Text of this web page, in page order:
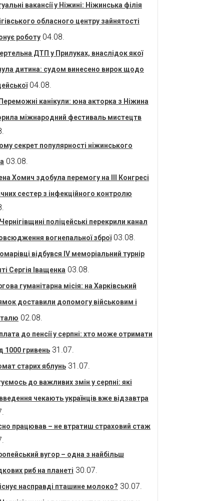
вакансії у Ніжині: Ніжинська філія
обласного центру зайнятості
роботу 04.08.
ДТП у Прилуках, внаслідок якої
дитина: судом винесено вирок щодо
04.08.
Переможні канікули: юна акторка з Ніжина
міжнародний фестиваль мистецтв
секрет популярності ніжинського
03.08.
Хомич здобула перемогу на ІІІ Конгресі
сестер з інфекційного контролю
поліцейські перекрили канал
вогнепальної зброї 03.08.
відбувся IV меморіальний турнір
Сергія Іващенка 03.08.
гуманітарна місія: на Харківський
доставили допомогу військовим і
02.08.
до пенсії у серпні: хто може отримати
1000 гривень 31.07.
старих яблунь 31.07.
до важливих змін у серпні: які
чекають українців вже відзавтра
працював – не втратиш страховий стаж
вугор – одна з найбільш
риб на планеті 30.07.
насправді пташине молоко? 30.07.